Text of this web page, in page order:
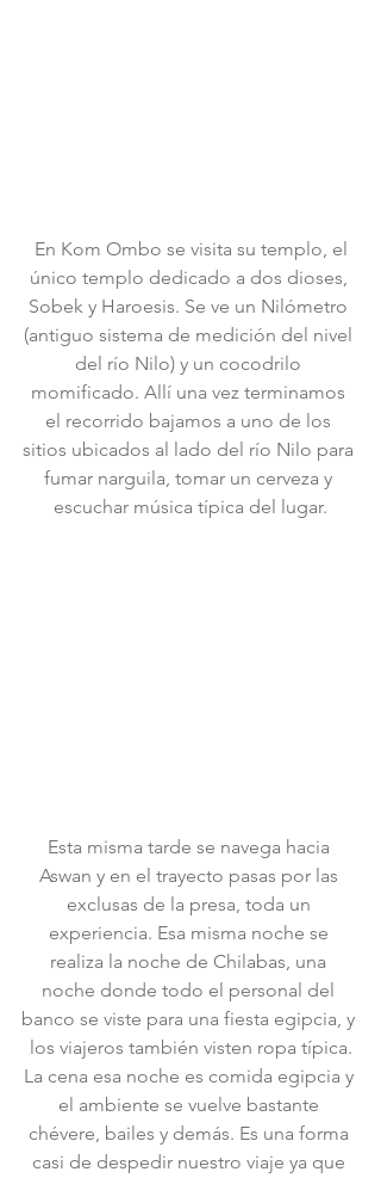
único templo dedicado a dos dioses,
Sobek y Haroesis. Se ve un Nilómetro
(antiguo sistema de medición del nivel
del río Nilo) y un cocodrilo
momificado. Allí una vez terminamos
el recorrido bajamos a uno de los
sitios ubicados al lado del río Nilo para
fumar narguila, tomar un cerveza y
escuchar música típica del lugar.
Esta misma tarde se navega hacia
Aswan y en el trayecto pasas por las
exclusas de la presa, toda un
experiencia. Esa misma noche se
realiza la noche de Chilabas, una
noche donde todo el personal del
banco se viste para una fiesta egipcia, y
los viajeros también visten ropa típica.
La cena esa noche es comida egipcia y
el ambiente se vuelve bastante
chévere, bailes y demás. Es una forma
casi de despedir nuestro viaje ya que